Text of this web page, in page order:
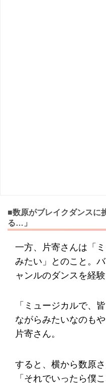
■数原がブレイクダンスに
る…」
一方、片寄さんは「
みたい」とのこと。
ャンルのダンスを経
「ミュージカルで、
ながらみたいなのも
片寄さん。
すると、横から数原
「それでいったら僕